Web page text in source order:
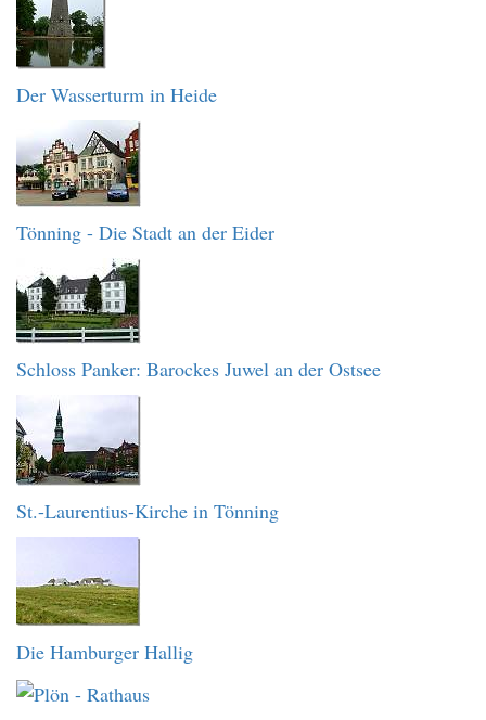
Der Wasserturm in Heide
Tönning - Die Stadt an der Eider
Schloss Panker: Barockes Juwel an der Ostsee
St.-Laurentius-Kirche in Tönning
Die Hamburger Hallig